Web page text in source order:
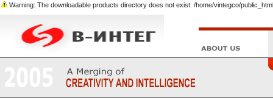
Warning: The downloadable products directory does not exist: /home/vintegco/